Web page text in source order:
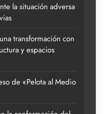
la situación adversa
transformación con
y espacios
de «Pelota al Medio